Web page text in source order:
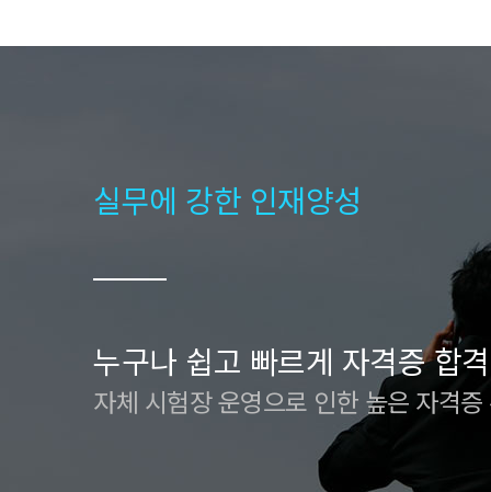
실무에 강한 인재양성
누구나 쉽고 빠르게 자격증 합
자체 시험장 운영으로 인한 높은 자격